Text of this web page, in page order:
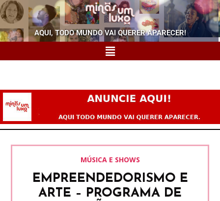
AQUI, TODO MUNDO VAI QUERER APARECER!
MÚSICA E SHOWS
EMPREENDEDORISMO E
ARTE – PROGRAMA DE